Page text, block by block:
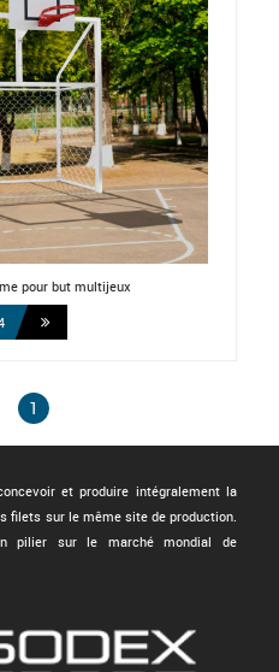
pour but multijeux
1
et produire intégralement la
filets sur le même site de production.
pilier sur le marché mondial de